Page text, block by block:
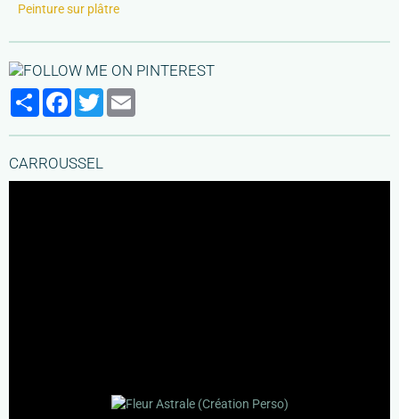
Peinture sur plâtre
PartagerFacebook
Twitter
CARROUSSEL